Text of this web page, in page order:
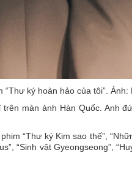
ký hoàn hảo của tôi”. Ảnh:
màn ảnh Hàn Quốc. Anh
“Thư ký Kim sao thế”,
“Sinh vật Gyeongseong”,